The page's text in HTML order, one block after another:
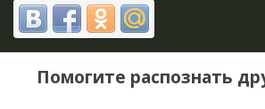
Помогите распознать